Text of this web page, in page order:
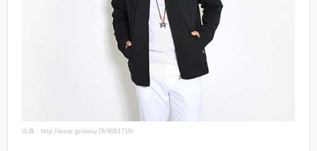
出典：http://wear.jp/daisy78/9081716/